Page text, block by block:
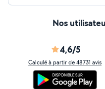
Nos
4,6/5
Calculé à partir de 48731 avis